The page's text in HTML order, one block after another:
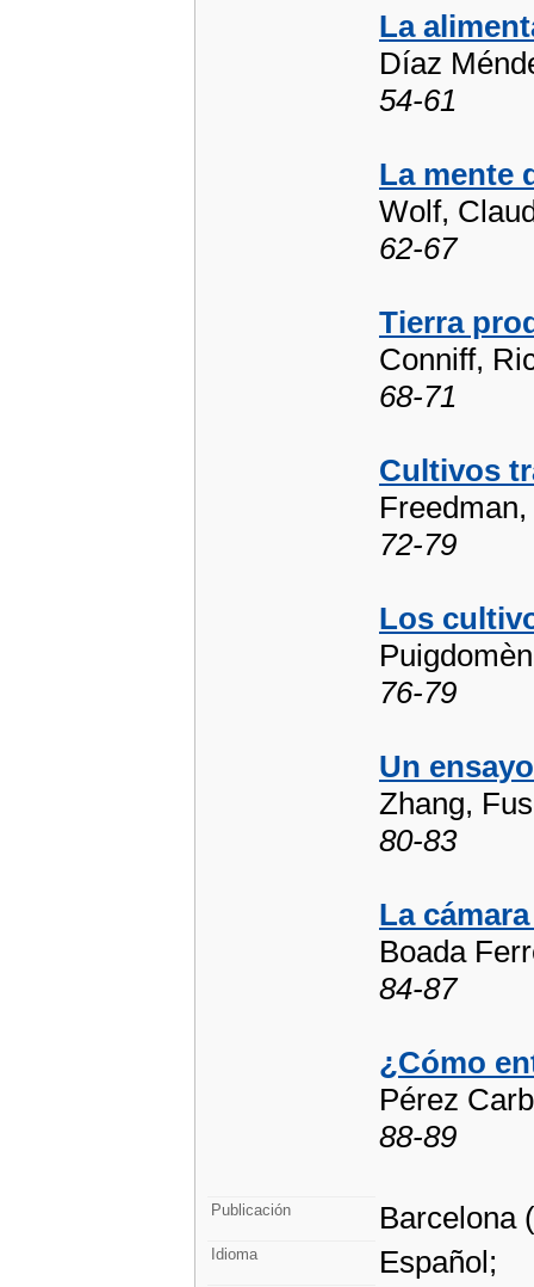
La
Díaz
54-61
La mente
Wolf,
62-67
Tierra
Conniff,
68-71
Cultivos
72-79
Los
76-79
Un
Zhang,
80-83
La
Boada
84-87
¿Cómo
Pérez
88-89
Publicación Barcelona
Idioma Español;